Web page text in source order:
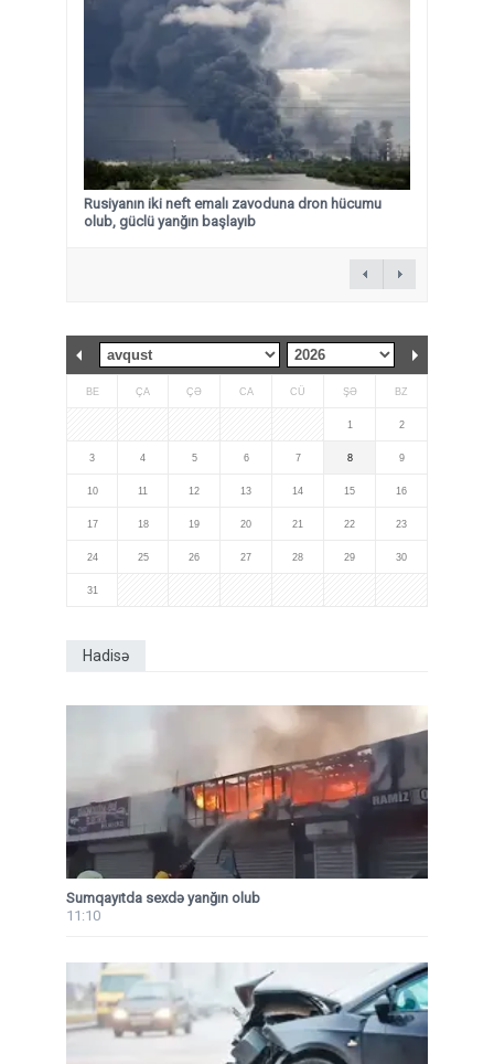
Rusiyanın iki neft emalı zavoduna dron hücumu
olub, güclü yanğın başlayıb
BE ÇA ÇƏ CA CÜ ŞƏ BZ
1 2
3 4 5 6 7 8 9
10 11 12 13 14 15 16
17 18 19 20 21 22 23
24 25 26 27 28 29 30
31
Hadisə
Sumqayıtda sexdə yanğın olub
11:10